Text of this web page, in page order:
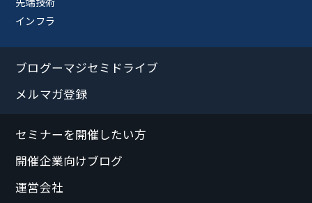
インフラ
ブログーマジセミドライブ
メルマガ登録
セミナーを開催したい方
開催企業向けブログ
運営会社